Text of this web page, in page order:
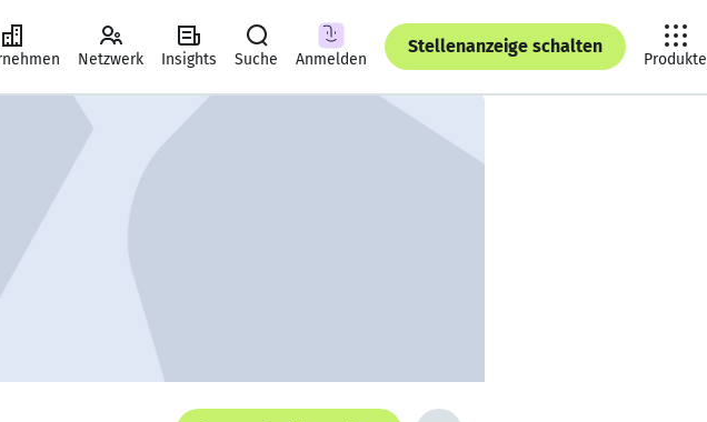
Netzwerk Insights Suche Anmelden
Stellenanzeige schalten
Produkte